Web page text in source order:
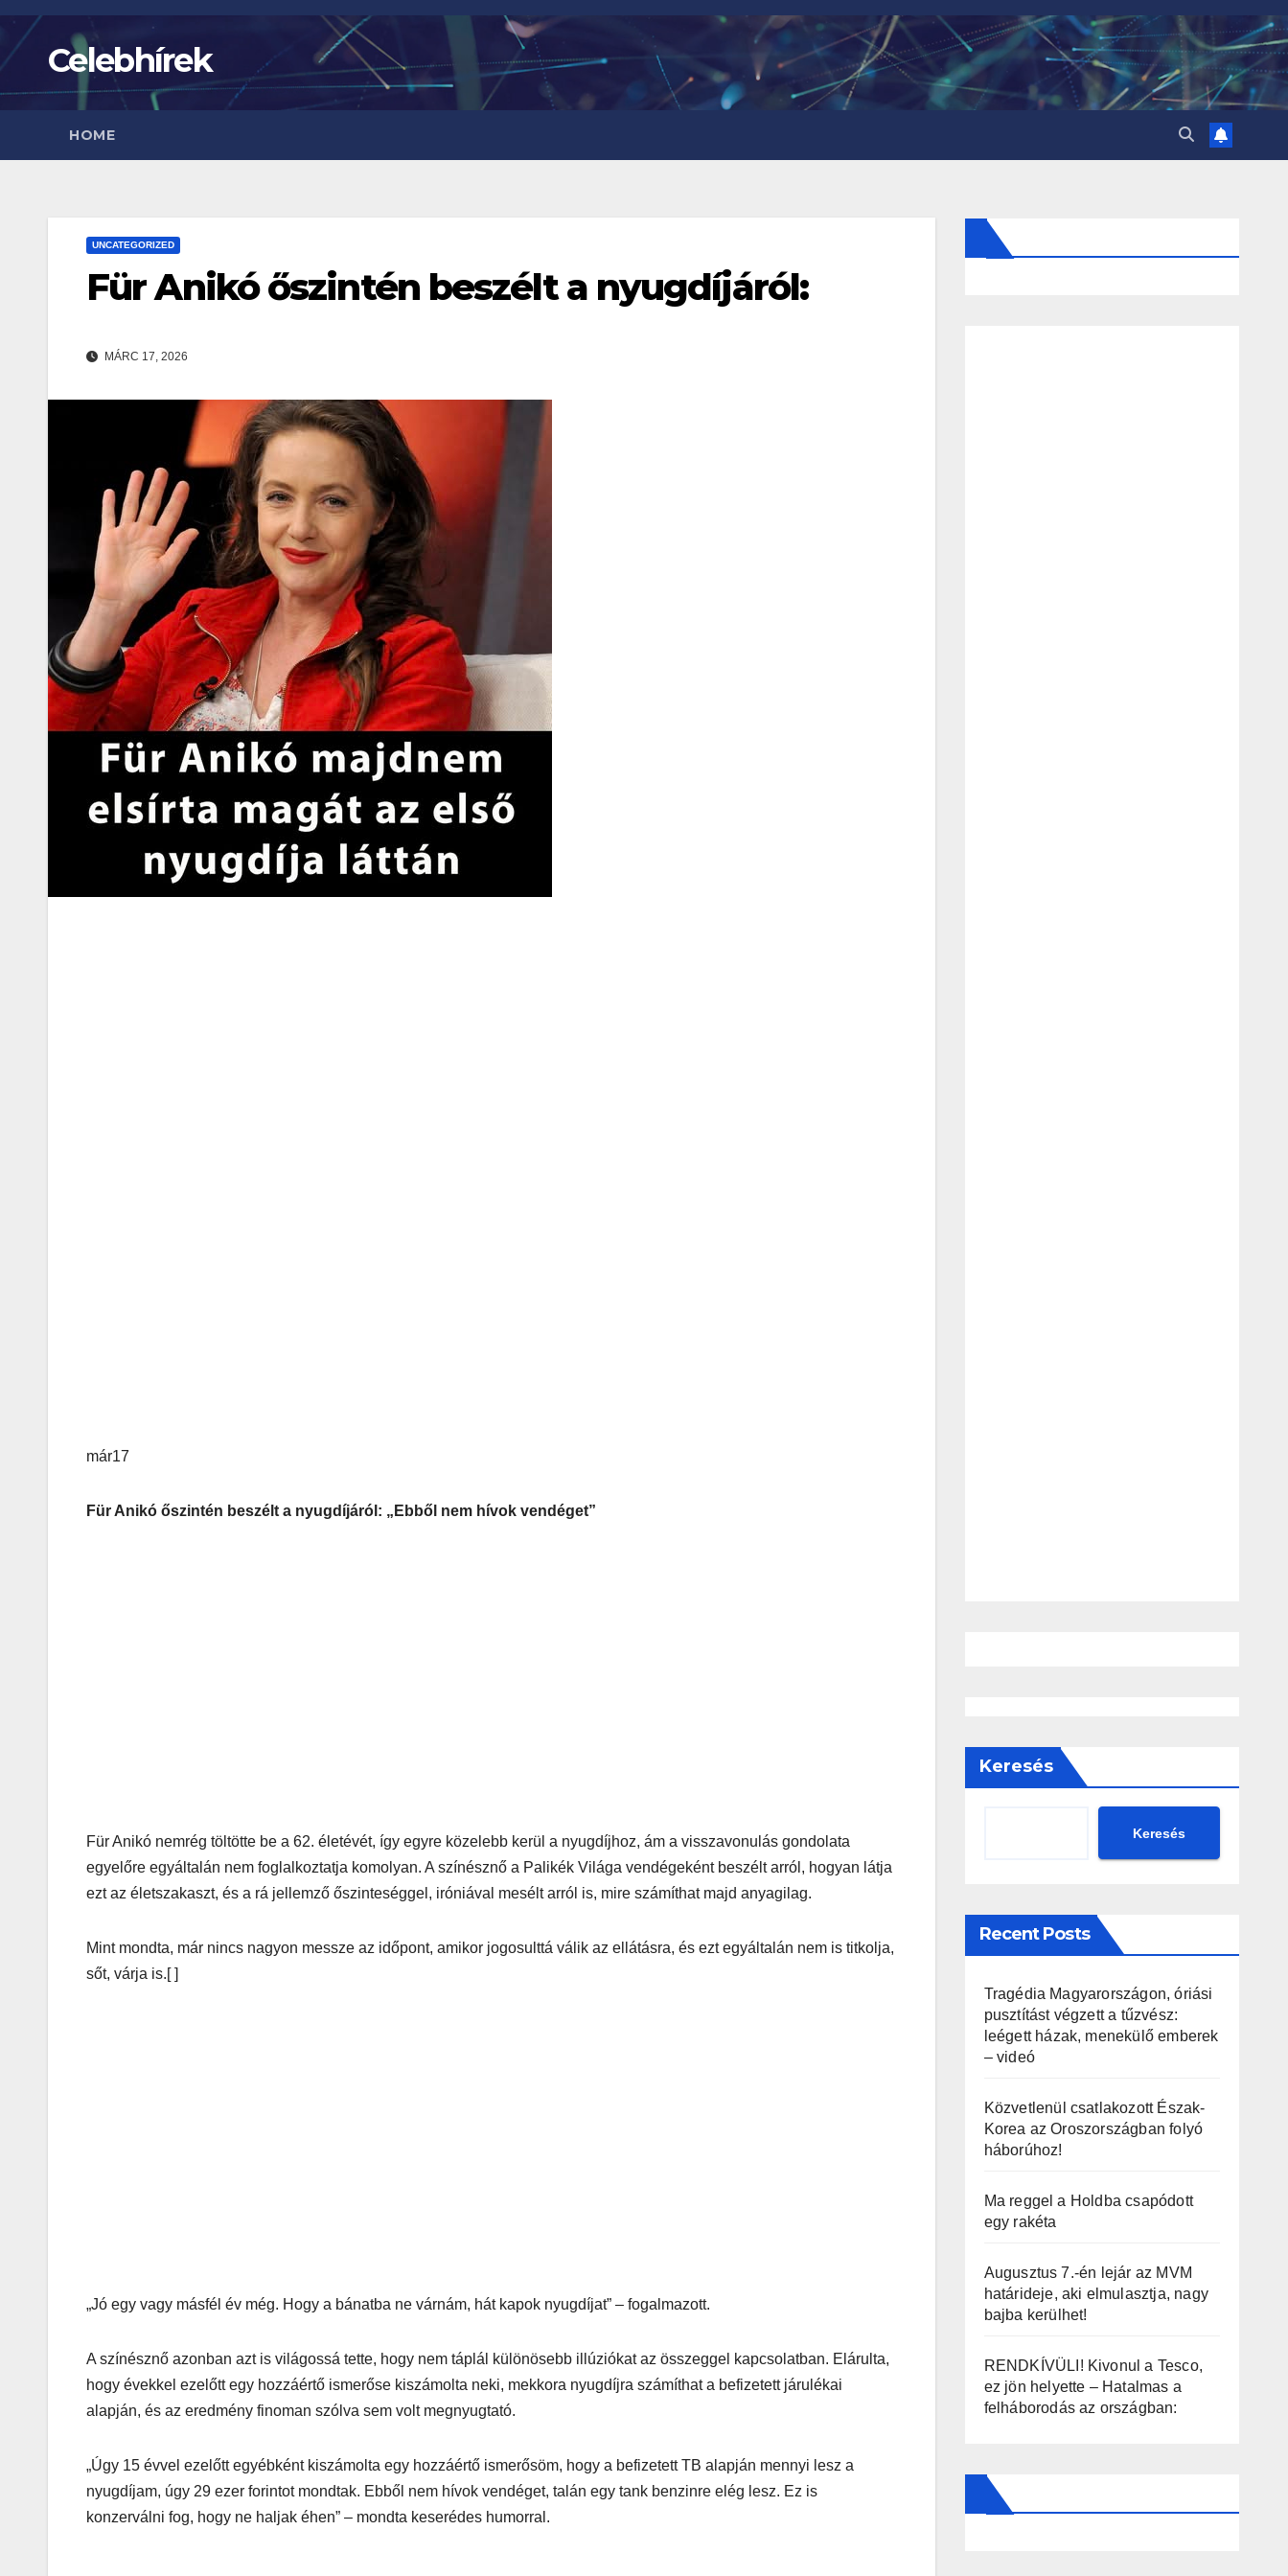
Skip
content Celebhírek
HOME
UNCATEGORIZED
Für Anikó őszintén beszélt a nyugdíjáról:
MÁRC 17, 2026
már17
Für Anikó őszintén beszélt a nyugdíjáról: „Ebből nem hívok vendéget”
Für Anikó nemrég töltötte be a 62. életévét, így egyre közelebb kerül a nyugdíjhoz, ám a visszavonulás gondolata
egyelőre egyáltalán nem foglalkoztatja komolyan. A színésznő a Palikék Világa vendégeként beszélt arról, hogyan látja
ezt az életszakaszt, és a rá jellemző őszinteséggel, iróniával mesélt arról is, mire számíthat majd anyagilag.
Mint mondta, már nincs nagyon messze az időpont, amikor jogosulttá válik az ellátásra, és ezt egyáltalán nem is titkolja,
sőt, várja is.[ ]
„Jó egy vagy másfél év még. Hogy a bánatba ne várnám, hát kapok nyugdíjat” – fogalmazott.
A színésznő azonban azt is világossá tette, hogy nem táplál különösebb illúziókat az összeggel kapcsolatban. Elárulta,
hogy évekkel ezelőtt egy hozzáértő ismerőse kiszámolta neki, mekkora nyugdíjra számíthat a befizetett járulékai
alapján, és az eredmény finoman szólva sem volt megnyugtató.
„Úgy 15 évvel ezelőtt egyébként kiszámolta egy hozzáértő ismerősöm, hogy a befizetett TB alapján mennyi lesz a
nyugdíjam, úgy 29 ezer forintot mondtak. Ebből nem hívok vendéget, talán egy tank benzinre elég lesz. Ez is
konzerválni fog, hogy ne haljak éhen” – mondta keserédes humorral.
Keresés
Keresés
Recent Posts
Tragédia Magyarországon, óriási
pusztítást végzett a tűzvész:
leégett házak, menekülő emberek
– videó
Közvetlenül csatlakozott Észak-
Korea az Oroszországban folyó
háborúhoz!
Ma reggel a Holdba csapódott
egy rakéta
Augusztus 7.-én lejár az MVM
határideje, aki elmulasztja, nagy
bajba kerülhet!
RENDKÍVÜLI! Kivonul a Tesco,
ez jön helyette – Hatalmas a
felháborodás az országban: